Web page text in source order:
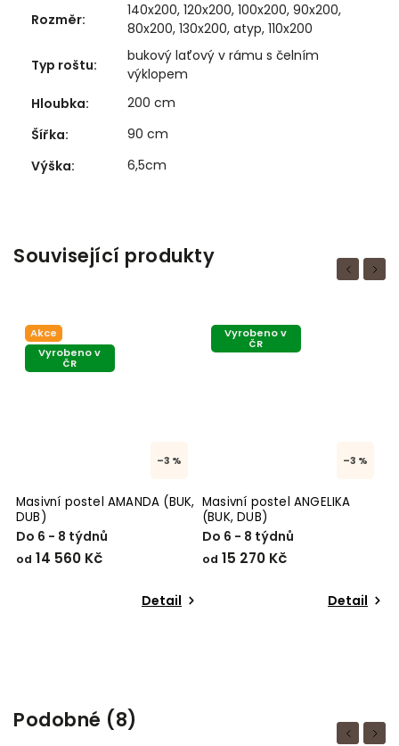
Rozměr:
140x200, 120x200, 100x200, 90x200,
80x200, 130x200, atyp, 110x200
Typ roštu:
bukový laťový v rámu s čelním
výklopem
Hloubka:
200 cm
Šířka:
90 cm
Výška: 6,5cm
Související produkty Previous
Akce
Vyrobeno v
ČR
–3 %
Masivní postel AMANDA (BUK,
DUB)
Do 6 - 8 týdnů
od 14 560 Kč
Detail
Vyrobeno v
ČR
–3 %
Masivní postel ANGELIKA
(BUK, DUB)
Do 6 - 8 týdnů
od 15 270 Kč
Detail
Next
Podobné (8) Previous
Next